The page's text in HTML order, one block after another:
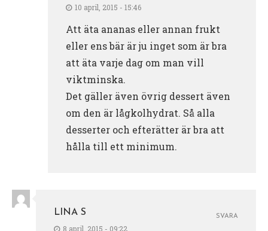
10 april, 2015 - 15:46
Att äta ananas eller annan frukt
eller ens bär är ju inget som är bra
att äta varje dag om man vill
viktminska.
Det gäller även övrig dessert även
om den är lågkolhydrat. Så alla
desserter och efterätter är bra att
hålla till ett minimum.
LINA S
8 april, 2015 - 09:22
SVARA